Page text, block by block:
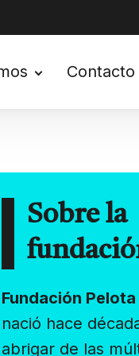
Contacto
Sobre la
Fundación
nació hace
abrigar de las